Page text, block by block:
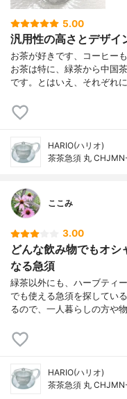
5.00
汎用性の高さとデザイ
お茶が好きです、コーヒー
お茶は特に、緑茶から中国
です。とはいえ、それぞれ
HARIO(ハリオ)
茶茶急須 丸
ここみ
3.00
どんな飲み物でもオシ
なる急須
緑茶以外にも、ハーブティ
でも使える急須を探してい
るので、一人暮らしの方や
HARIO(ハリオ)
茶茶急須 丸